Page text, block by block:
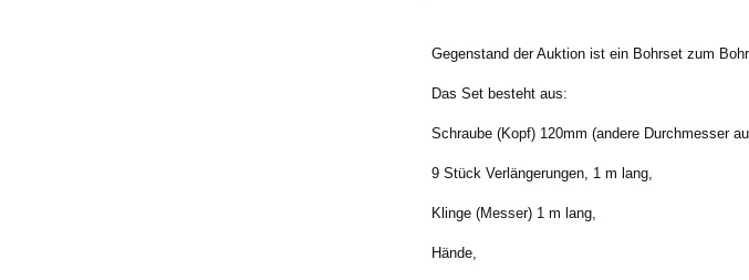
Gegenstand der Auktion ist ein Bohrset zum
Das Set besteht aus:
Schraube (Kopf) 120mm (andere Durchmesser
9 Stück Verlängerungen, 1 m lang,
Klinge (Messer) 1 m lang,
Hände,